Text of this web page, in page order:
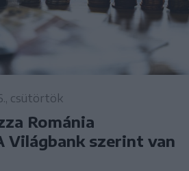
csütörtök
Románia
Világbank szerint van